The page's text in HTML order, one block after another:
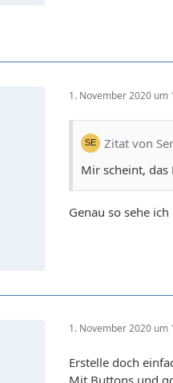
1. November 2020 um
Zitat von
Mir scheint,
Genau so sehe
1. November 2020 um
Erstelle doch
Mit Buttons und